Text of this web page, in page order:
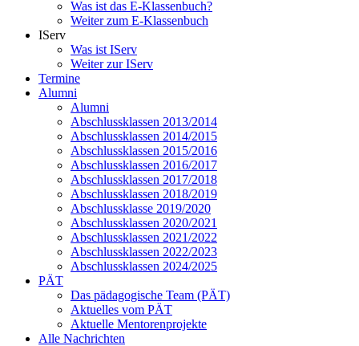
Was ist das E-Klassenbuch?
Weiter zum E-Klassenbuch
IServ
Was ist IServ
Weiter zur IServ
Termine
Alumni
Alumni
Abschlussklassen 2013/2014
Abschlussklassen 2014/2015
Abschlussklassen 2015/2016
Abschlussklassen 2016/2017
Abschlussklassen 2017/2018
Abschlussklassen 2018/2019
Abschlussklasse 2019/2020
Abschlussklassen 2020/2021
Abschlussklassen 2021/2022
Abschlussklassen 2022/2023
Abschlussklassen 2024/2025
PÄT
Das pädagogische Team (PÄT)
Aktuelles vom PÄT
Aktuelle Mentorenprojekte
Alle Nachrichten